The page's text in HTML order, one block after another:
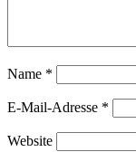
Name *
E-Mail-Adresse *
Website